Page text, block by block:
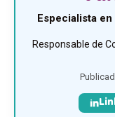
Especialista
Responsable de